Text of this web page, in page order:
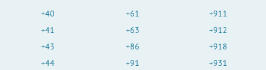
+40
+41
+43
+44
+61
+63
+86
+91
+911
+912
+918
+931